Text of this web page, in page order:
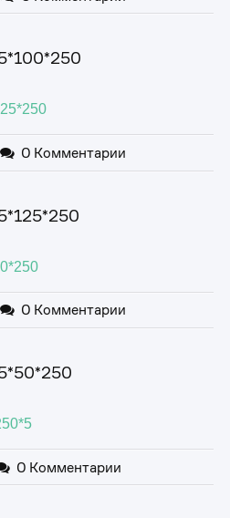
0 Комментарии
0 Комментарии
0 Комментарии